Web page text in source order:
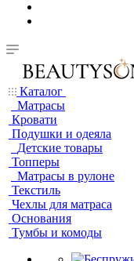
Каталог
Матрасы
Кровати
Подушки и одеяла
Детские товары
Топперы
Матрасы в рулоне
Текстиль
Чехлы для матраса
Основания
Тумбы и комоды